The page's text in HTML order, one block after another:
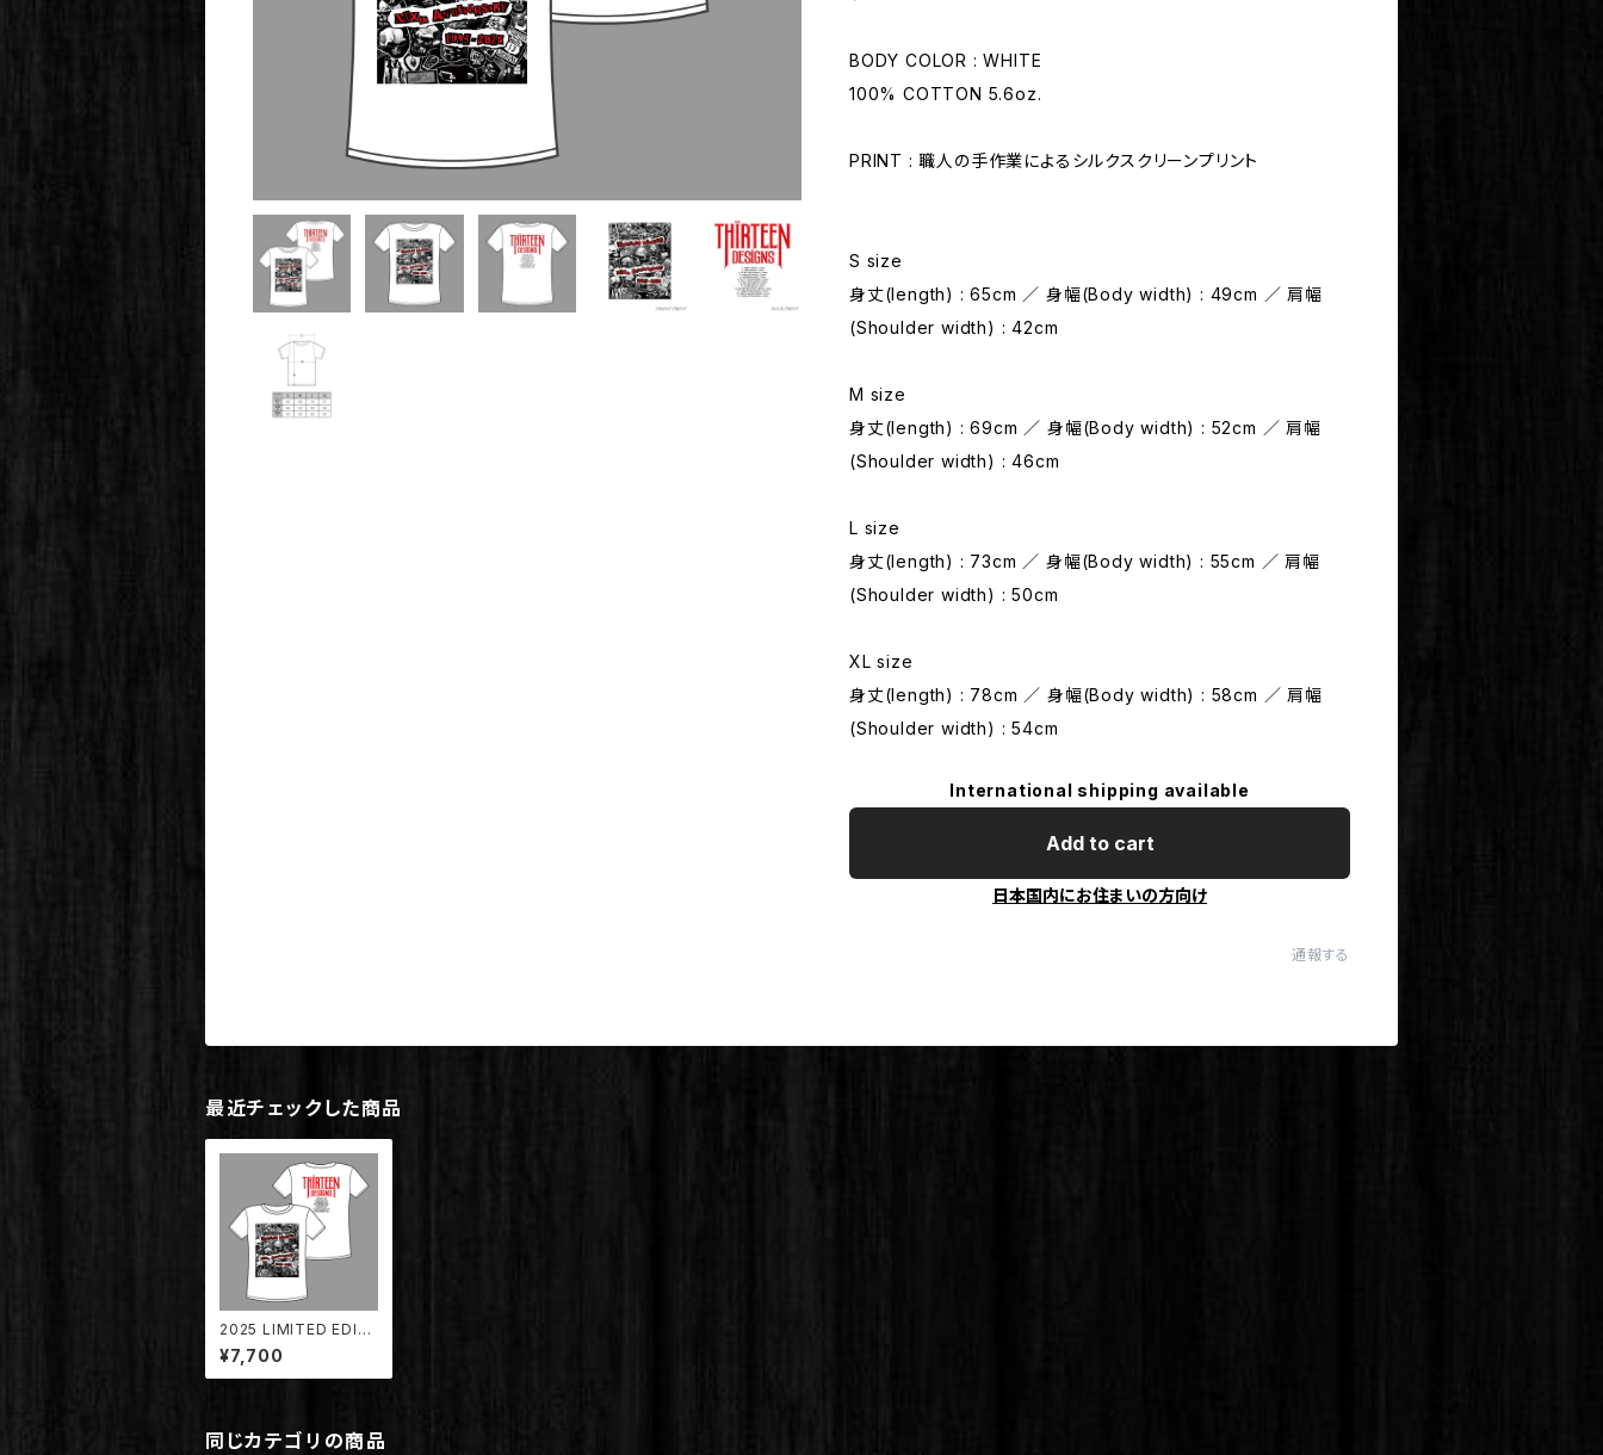
BODY COLOR : WHITE
100% COTTON 5.6oz.
PRINT : 職人の手作業によるシルクスクリーンプリント
S size
身丈(length) : 65cm ／ 身幅(Body width) : 49cm ／ 肩幅
(Shoulder width) : 42cm
M size
身丈(length) : 69cm ／ 身幅(Body width) : 52cm ／ 肩幅
(Shoulder width) : 46cm
L size
身丈(length) : 73cm ／ 身幅(Body width) : 55cm ／ 肩幅
(Shoulder width) : 50cm
XL size
身丈(length) : 78cm ／ 身幅(Body width) : 58cm ／ 肩幅
(Shoulder width) : 54cm
International shipping available
Add to cart
日本国内にお住まいの方向け
通報する
最近チェックした商品
2025 LIMITED EDITI
ON 30th ANNIVERS
ARY T-SHIRT WHIT
E【TDTS-2025WH】
¥7,700
同じカテゴリの商品